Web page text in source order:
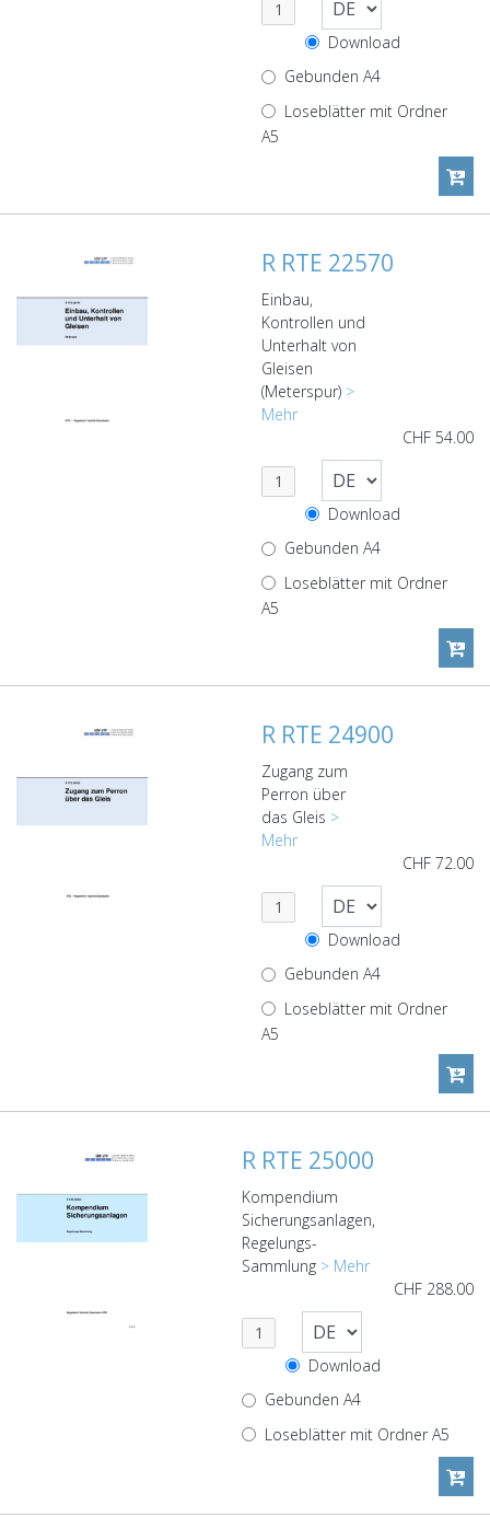
Download
Gebunden A4
Loseblätter mit Ordner
A5
R RTE 22570
Einbau,
Kontrollen und
Unterhalt von
Gleisen
(Meterspur) >
Mehr
CHF 54.00
Download
Gebunden A4
Loseblätter mit Ordner
A5
R RTE 24900
Zugang zum
Perron über
das Gleis >
Mehr
CHF 72.00
Download
Gebunden A4
Loseblätter mit Ordner
A5
R RTE 25000
Kompendium
Sicherungsanlagen,
Regelungs-
Sammlung > Mehr
CHF 288.00
Download
Gebunden A4
Loseblätter mit Ordner A5